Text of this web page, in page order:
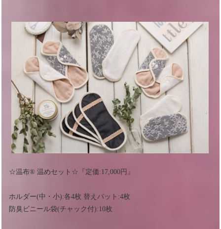
☆温布®︎ 温めセット☆『定価:17,000円』
ホルダー(中・小):各4枚 替えパット:4枚
防臭ビニール袋(チャック付):10枚